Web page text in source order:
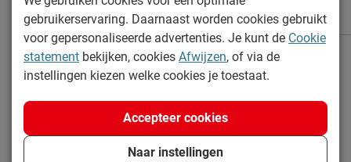
Hoogte: 85 cm | Diepte: 60 cm
Levertijd: 2 tot 4 weken
282.79
471.95
gebruikerservaring. Daarnaast worden cookies gebruikt
voor gepersonaliseerde advertenties. Je kunt de Cookie
statement bekijken, cookies Afwijzen, of via de
instellingen kiezen welke cookies je toestaat.
Naar instellingen
Accepteer cookies